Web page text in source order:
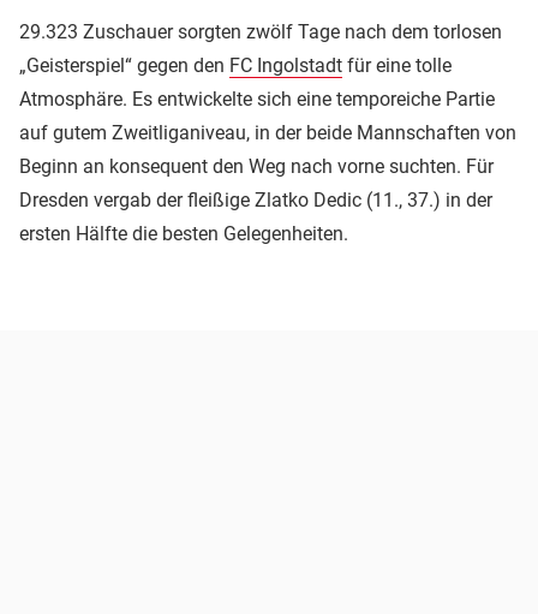
29.323 Zuschauer sorgten zwölf Tage nach dem torlosen
„Geisterspiel“ gegen den FC Ingolstadt für eine tolle
Atmosphäre. Es entwickelte sich eine temporeiche Partie
auf gutem Zweitliganiveau, in der beide Mannschaften von
Beginn an konsequent den Weg nach vorne suchten. Für
Dresden vergab der fleißige Zlatko Dedic (11., 37.) in der
ersten Hälfte die besten Gelegenheiten.